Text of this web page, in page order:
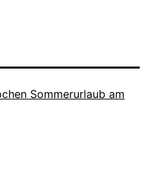
Sommerurlaub am